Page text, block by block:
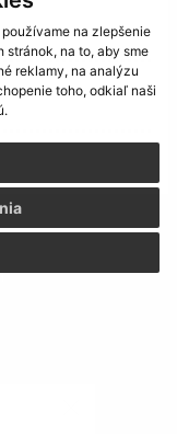
na zlepšenie
na to, aby sme
reklamy, na analýzu
toho, odkiaľ naši